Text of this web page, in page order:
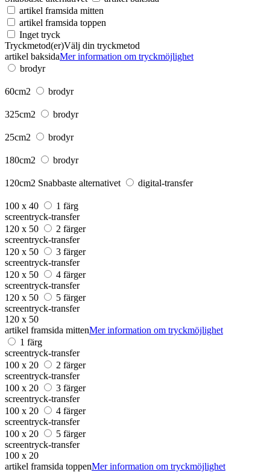
artikel framsida mitten
artikel framsida toppen
Inget tryck
Tryckmetod(er)Välj din tryckmetod
artikel baksidaMer information om tryckmöjlighet
brodyr
60cm2 brodyr
325cm2 brodyr
25cm2 brodyr
180cm2 brodyr
120cm2 Snabbaste alternativet digital-transfer
100 x 40
1 färg
screentryck-transfer
120 x 50
2 färger
screentryck-transfer
120 x 50
3 färger
screentryck-transfer
120 x 50
4 färger
screentryck-transfer
120 x 50
5 färger
screentryck-transfer
120 x 50
artikel framsida mittenMer information om tryckmöjlighet
1 färg
screentryck-transfer
100 x 20
2 färger
screentryck-transfer
100 x 20
3 färger
screentryck-transfer
100 x 20
4 färger
screentryck-transfer
100 x 20
5 färger
screentryck-transfer
100 x 20
artikel framsida toppenMer information om tryckmöjlighet